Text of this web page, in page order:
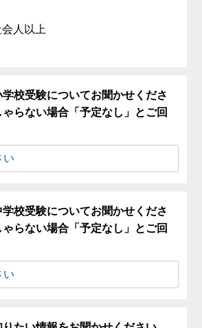
人以上
校受験についてお聞かせくださ
らない場合「予定なし」とご回
校受験についてお聞かせくださ
らない場合「予定なし」とご回